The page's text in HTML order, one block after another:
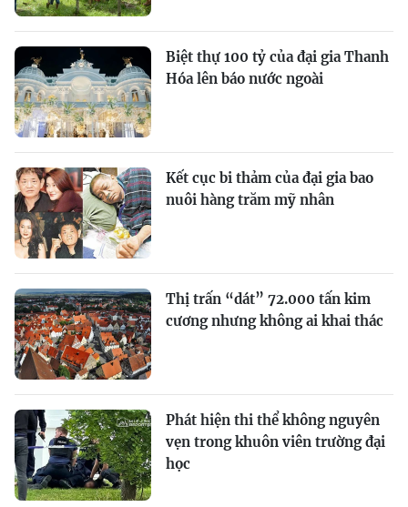
Biệt thự 100 tỷ của đại gia Thanh
Hóa lên báo nước ngoài
Kết cục bi thảm của đại gia bao
nuôi hàng trăm mỹ nhân
Thị trấn “dát” 72.000 tấn kim
cương nhưng không ai khai thác
Phát hiện thi thể không nguyên
vẹn trong khuôn viên trường đại
học